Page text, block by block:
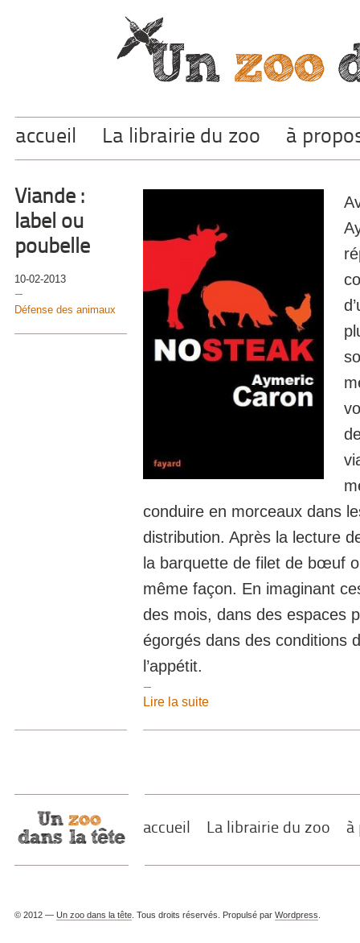
accueil La librairie du zoo à
Viande :
label ou
poubelle
10-02-2013
Défense des animaux
conduire en morceaux dans
distribution. Après la lecture
la barquette de filet de bœuf
même façon. En imaginant
des mois, dans des espaces
égorgés dans des conditions
l’appétit.
Lire la suite
accueil La librairie du zoo à
© 2012 — Un zoo dans la tête. Tous droits réservés. Propulsé par Wordpress